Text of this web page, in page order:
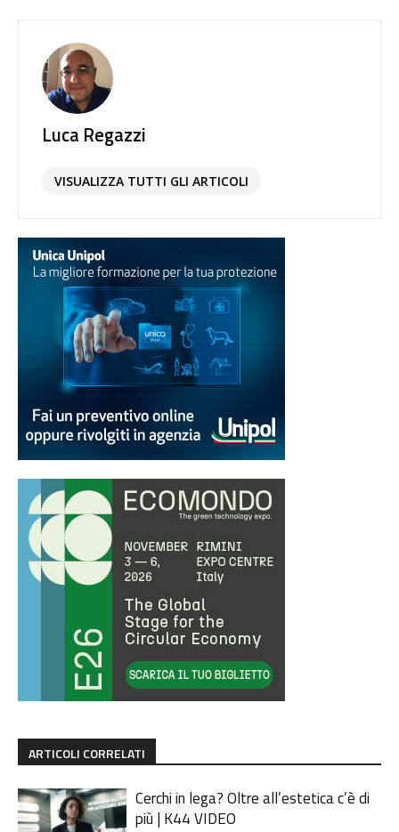
Luca Regazzi
VISUALIZZA TUTTI GLI ARTICOLI
ARTICOLI CORRELATI
Cerchi in lega? Oltre all’estetica c’è di
più | K44 VIDEO